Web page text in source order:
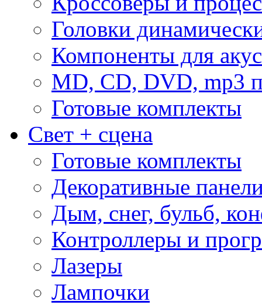
Головки
Компоненты для
MD, CD, DVD, mp3
Готовые комплекты
Свет + сцена
Готовые комплекты
Декоративные
Дым, снег, бульб,
Контроллеры и
Лазеры
Лампочки